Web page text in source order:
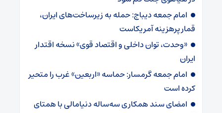
امام جمعه دیباج: حمله به زیرساخت‌های ایران،
قمار پرهزینه آمریکاست
«وحدت، توان داخلی و اقتصاد قوی» نسخه اقتدار
ایران
امام جمعه گرمسار: حماسه «اربعین» غرب را متحیر
کرده است
امضای سند همکاری سه‌ساله دنیامالی با همتای